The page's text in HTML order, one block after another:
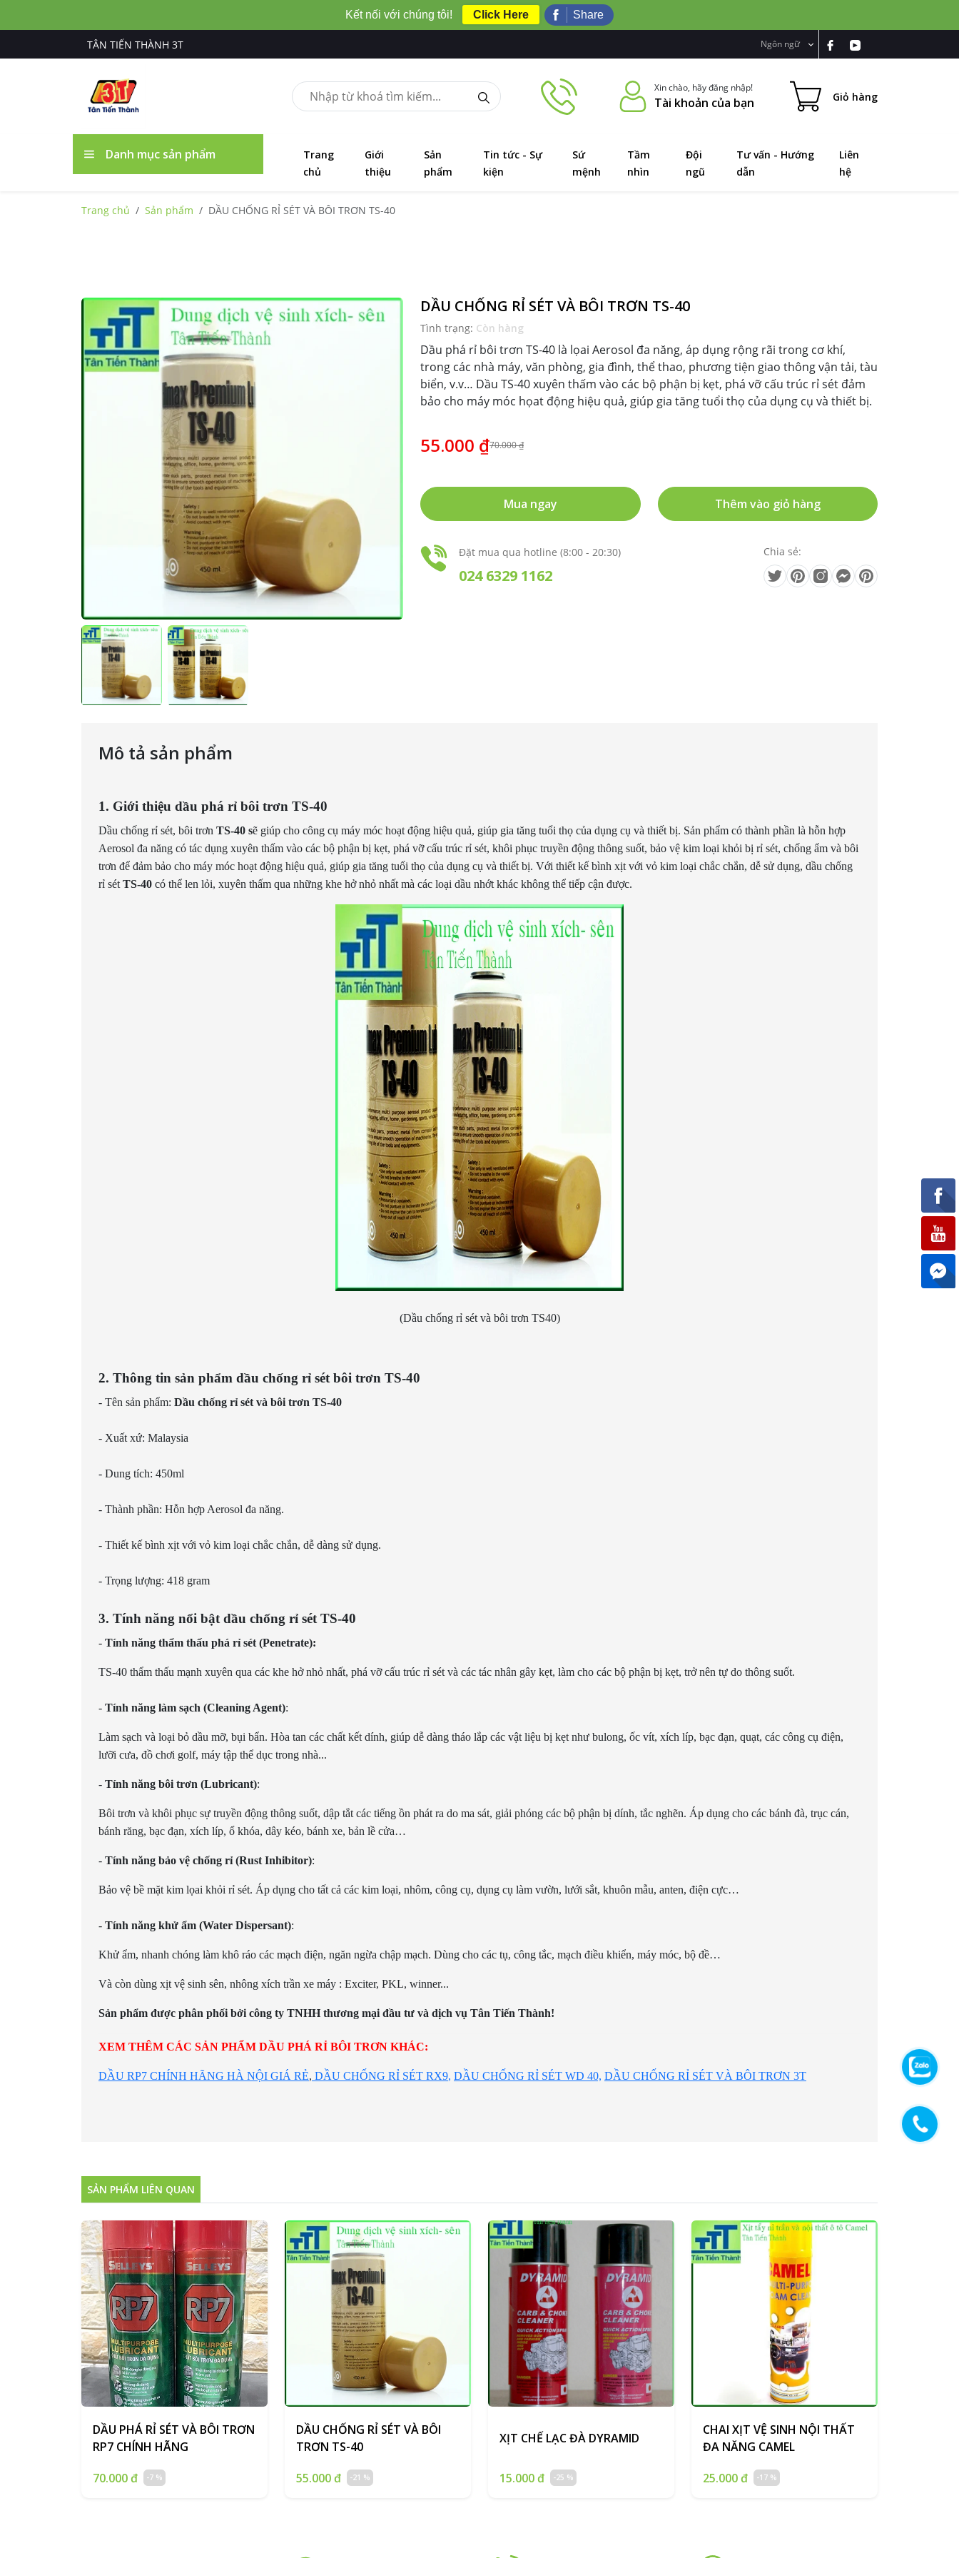
TÂN TIẾN THÀNH 3T Ngôn ngữ
Xin chào, hãy đăng nhập!
Tài khoản của bạn Giỏ hàng
Danh mục sản phẩm
Trang
chủ
Giới
thiệu
Sản
phẩm
Tin tức - Sự
kiện
Sứ
mệnh
Tầm
nhìn
Đội
ngũ
Tư vấn - Hướng
dẫn
Liên
hệ
Trang chủ Sản phẩm DẦU CHỐNG RỈ SÉT VÀ BÔI TRƠN TS-40
DẦU CHỐNG RỈ SÉT VÀ BÔI TRƠN TS-40
Tình trạng: Còn hàng
Dầu phá rỉ bôi trơn TS-40 là lọai Aerosol đa năng, áp dụng rộng rãi trong cơ khí,
trong các nhà máy, văn phòng, gia đình, thể thao, phương tiện giao thông vận tải, tàu
biển, v.v… Dầu TS-40 xuyên thấm vào các bộ phận bị kẹt, phá vỡ cấu trúc rỉ sét đảm
bảo cho máy móc họat động hiệu quả, giúp gia tăng tuổi thọ của dụng cụ và thiết bị.
55.000 ₫70.000 ₫
Mua ngay Thêm vào giỏ hàng
Đặt mua qua hotline (8:00 - 20:30)
024 6329 1162
Chia sẻ:
Mô tả sản phẩm
1. Giới thiệu dầu phá rỉ bôi trơn TS-40
Dầu chống rỉ sét, bôi trơn TS-40 sẽ giúp cho công cụ máy móc hoạt động hiệu quả, giúp gia tăng tuổi thọ của dụng cụ và thiết bị. Sản phẩm có thành phần là hỗn hợp
Aerosol đa năng có tác dụng xuyên thấm vào các bộ phận bị kẹt, phá vỡ cấu trúc rỉ sét, khôi phục truyền động thông suốt, bảo vệ kim loại khỏi bị rỉ sét, chống ẩm và bôi
trơn để đảm bảo cho máy móc hoạt động hiệu quả, giúp gia tăng tuổi thọ của dụng cụ và thiết bị. Với thiết kế bình xịt với vỏ kim loại chắc chắn, dễ sử dụng, dầu chống
rỉ sét TS-40 có thể len lỏi, xuyên thấm qua những khe hở nhỏ nhất mà các loại dầu nhớt khác không thể tiếp cận được.
(Dầu chống rỉ sét và bôi trơn TS40)
2. Thông tin sản phẩm dầu chống rỉ sét bôi trơn TS-40
- Tên sản phẩm: Dầu chống rỉ sét và bôi trơn TS-40
- Xuất xứ: Malaysia
- Dung tích: 450ml
- Thành phần: Hỗn hợp Aerosol đa năng.
- Thiết kế bình xịt với vỏ kim loại chắc chắn, dễ dàng sử dụng.
- Trọng lượng: 418 gram
3. Tính năng nổi bật dầu chống rỉ sét TS-40
- Tính năng thẩm thấu phá rỉ sét (Penetrate):
TS-40 thẩm thấu mạnh xuyên qua các khe hở nhỏ nhất, phá vỡ cấu trúc rỉ sét và các tác nhân gây kẹt, làm cho các bộ phận bị kẹt, trở nên tự do thông suốt.
- Tính năng làm sạch (Cleaning Agent):
Làm sạch và loại bỏ dầu mỡ, bụi bẩn. Hòa tan các chất kết dính, giúp dễ dàng tháo lắp các vật liệu bị kẹt như bulong, ốc vít, xích líp, bạc đạn, quạt, các công cụ điện,
lưỡi cưa, đồ chơi golf, máy tập thể dục trong nhà...
- Tính năng bôi trơn (Lubricant):
Bôi trơn và khôi phục sự truyền động thông suốt, dập tắt các tiếng ồn phát ra do ma sát, giải phóng các bộ phận bị dính, tắc nghẽn. Áp dụng cho các bánh đà, trục cán,
bánh răng, bạc đạn, xích líp, ổ khóa, dây kéo, bánh xe, bản lề cửa…
- Tính năng bảo vệ chống rỉ (Rust Inhibitor):
Bảo vệ bề mặt kim lọai khỏi rỉ sét. Áp dụng cho tất cả các kim loại, nhôm, công cụ, dụng cụ làm vườn, lưới sắt, khuôn mẫu, anten, điện cực…
- Tính năng khử ẩm (Water Dispersant):
Khử ẩm, nhanh chóng làm khô ráo các mạch điện, ngăn ngừa chập mạch. Dùng cho các tụ, công tắc, mạch điều khiển, máy móc, bộ đề…
Và còn dùng xịt vệ sinh sên, nhông xích trần xe máy : Exciter, PKL, winner...
Sản phẩm được phân phối bởi công ty TNHH thương mại đầu tư và dịch vụ Tân Tiến Thành!
XEM THÊM CÁC SẢN PHẨM DẦU PHÁ RỈ BÔI TRƠN KHÁC:
DẦU RP7 CHÍNH HÃNG HÀ NỘI GIÁ RẺ, DẦU CHỐNG RỈ SÉT RX9, DẦU CHỐNG RỈ SÉT WD 40, DẦU CHỐNG RỈ SÉT VÀ BÔI TRƠN 3T
SẢN PHẨM LIÊN QUAN
DẦU PHÁ RỈ SÉT VÀ BÔI TRƠN
RP7 CHÍNH HÃNG
70.000 đ
-7 %
DẦU CHỐNG RỈ SÉT VÀ BÔI
TRƠN TS-40
55.000 đ
-21 %
XỊT CHẾ LẠC ĐÀ DYRAMID
15.000 đ -25 %
CHAI XỊT VỆ SINH NỘI THẤT
ĐA NĂNG CAMEL
25.000 đ
-17 %
Kết nối với chúng tôi! Click Here Share